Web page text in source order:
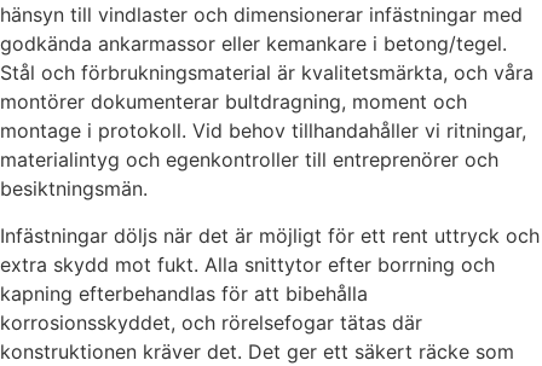
hänsyn till vindlaster och dimensionerar infästningar med
godkända ankarmassor eller kemankare i betong/tegel.
Stål och förbrukningsmaterial är kvalitetsmärkta, och våra
montörer dokumenterar bultdragning, moment och
montage i protokoll. Vid behov tillhandahåller vi ritningar,
materialintyg och egenkontroller till entreprenörer och
besiktningsmän.
Infästningar döljs när det är möjligt för ett rent uttryck och
extra skydd mot fukt. Alla snittytor efter borrning och
kapning efterbehandlas för att bibehålla
korrosionsskyddet, och rörelsefogar tätas där
konstruktionen kräver det. Det ger ett säkert räcke som